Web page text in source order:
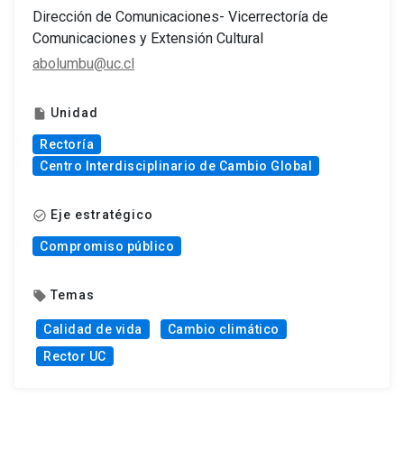
Dirección de Comunicaciones- Vicerrectoría de
Comunicaciones y Extensión Cultural
abolumbu@uc.cl
insert_drive_file Unidad
Rectoría
Centro Interdisciplinario de Cambio Global
check_circle_outline Eje estratégico
Compromiso público
local_offer Temas
Calidad de vida
Cambio climático
Rector UC